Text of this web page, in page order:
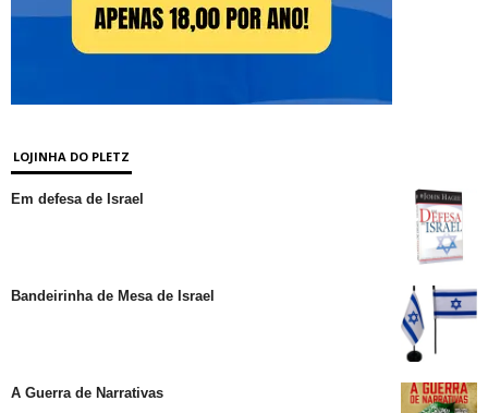
LOJINHA DO PLETZ
Em defesa de Israel
Bandeirinha de Mesa de Israel
A Guerra de Narrativas